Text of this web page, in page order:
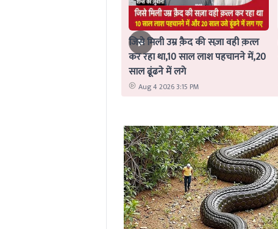
जिसे मिली उम्र क़ैद की सज़ा वही क़त्ल
कर रहा था,10 साल लाश पहचानने में,20
साल ढूंढने में लगे
Aug 4 2026 3:15 PM